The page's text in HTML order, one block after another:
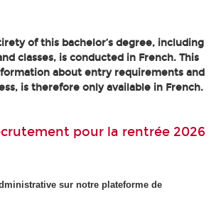
of this bachelor’s degree, including
classes, is conducted in French. This
about entry requirements and
is therefore only available in French.
pour la rentrée 2026
sur notre plateforme de